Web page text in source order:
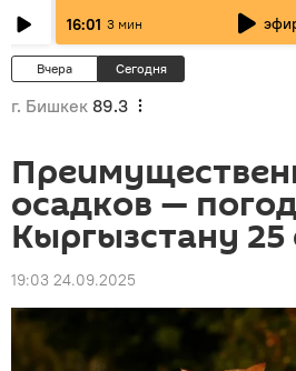
16:01 3 мин
Вчера Сегодня
г. Бишкек 89.3
осадков —
Кыргызстану 25
19:03 24.09.2025